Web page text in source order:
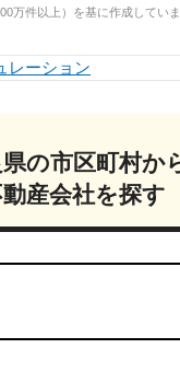
万件以上）を基に作成していま
の市区町村か
産会社を探す